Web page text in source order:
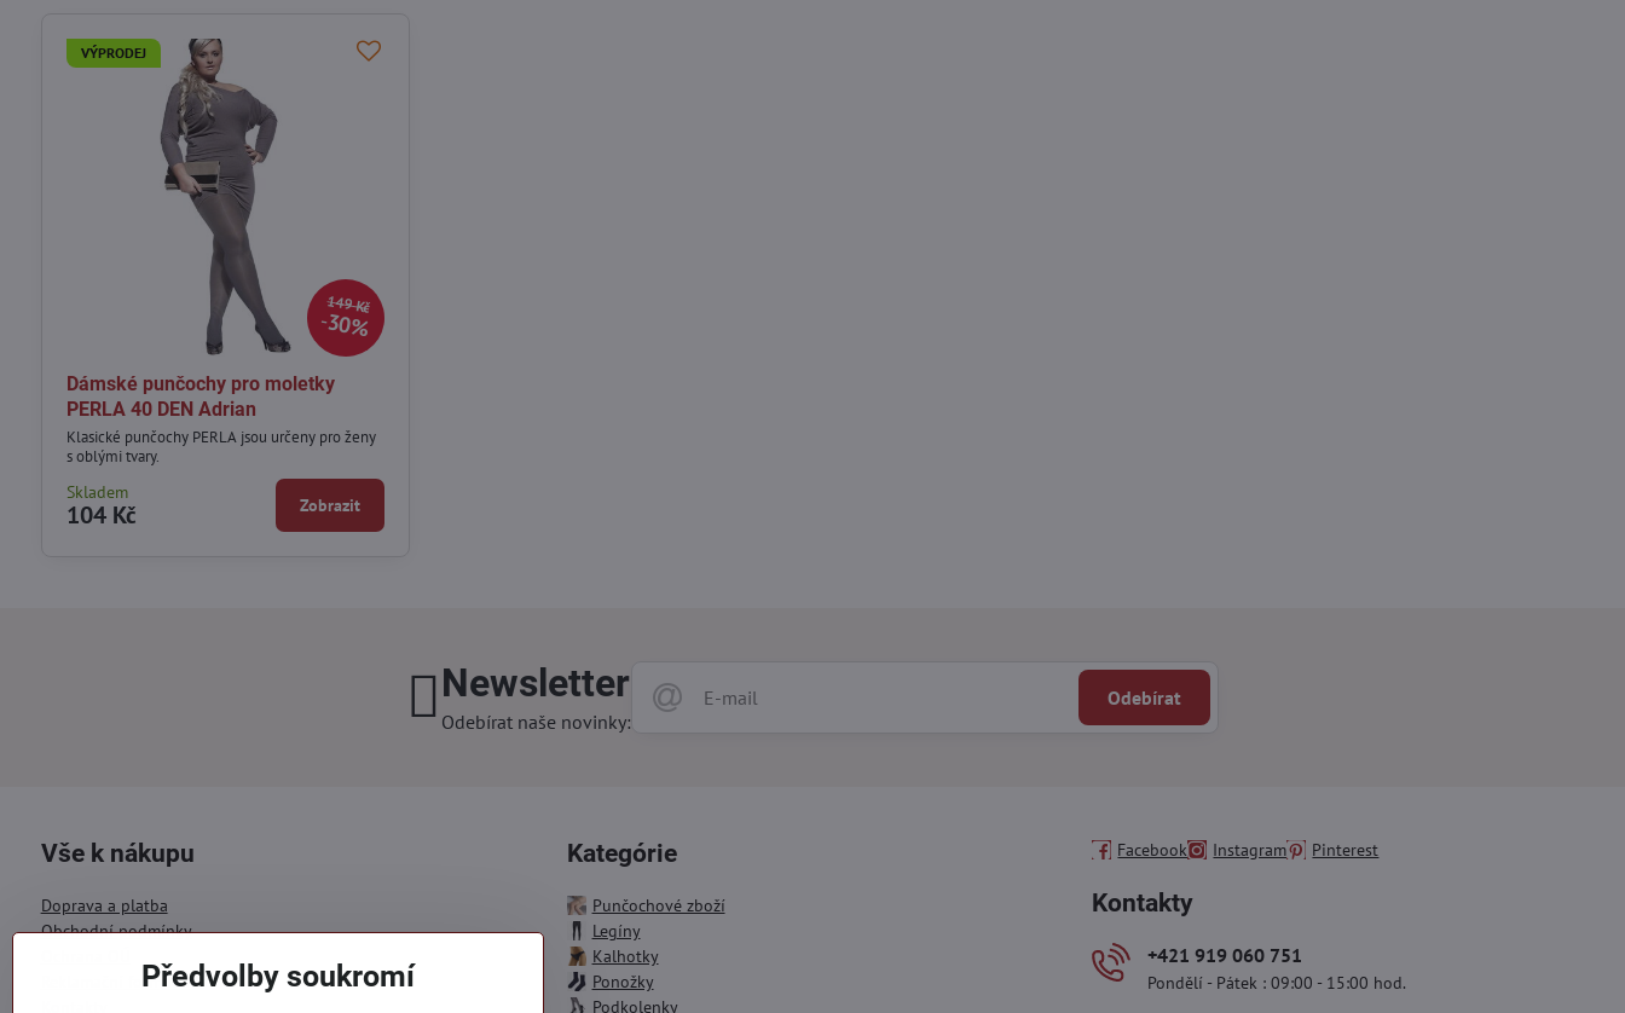
149 Kč
30%
VÝPRODEJ
Dámské punčochy pro moletky
PERLA 40 DEN Adrian
Klasické punčochy PERLA jsou určeny pro ženy
s oblými tvary.
Skladem
104 Kč Zobrazit
Newsletter
Odebírat naše novinky:
Odebírat
Vše k nákupu
Doprava a platba
Obchodní podmínky
Reklamační formulář
Kategórie
Punčochové zboží
Legíny
Kalhotky
Ponožky
Podkolenky
Facebook Instagram Pinterest
Kontakty
+421 919 060 751
Pondělí - Pátek : 09:00 - 15:00 hod.
Předvolby soukromí